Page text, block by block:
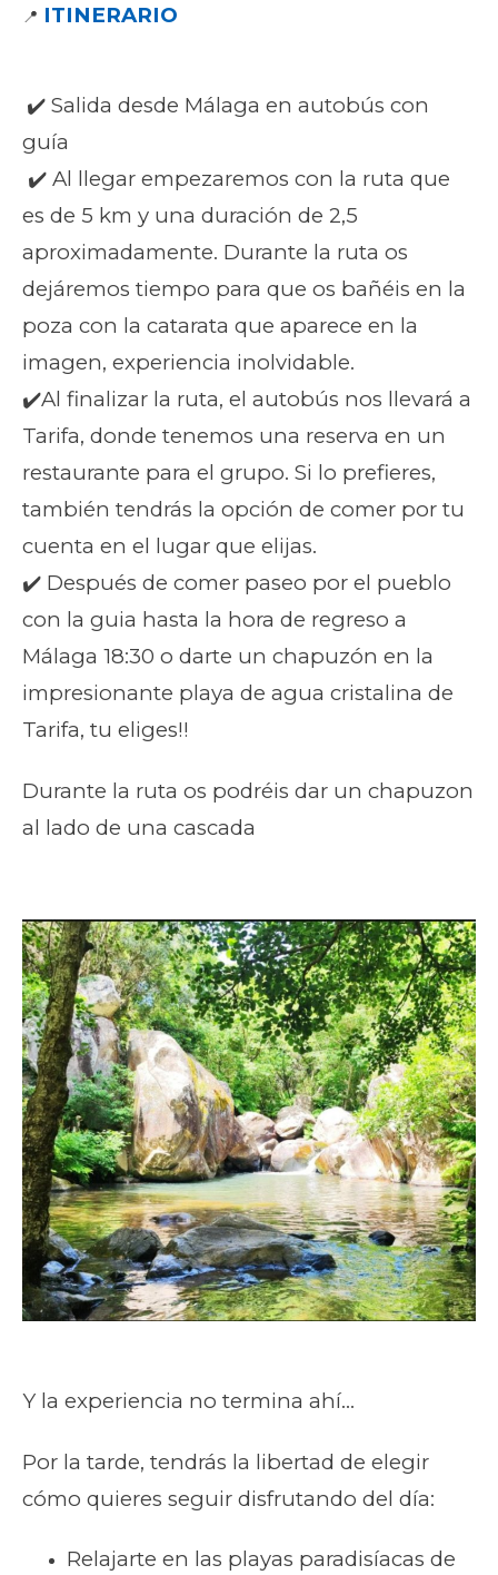
📍 ITINERARIO
✔️ Salida desde Málaga en autobús con
guía
✔️ Al llegar empezaremos con la ruta que
es de 5 km y una duración de 2,5
aproximadamente. Durante la ruta os
dejáremos tiempo para que os bañéis en la
poza con la catarata que aparece en la
imagen, experiencia inolvidable.
✔️Al finalizar la ruta, el autobús nos llevará a
Tarifa, donde tenemos una reserva en un
restaurante para el grupo. Si lo prefieres,
también tendrás la opción de comer por tu
cuenta en el lugar que elijas.
✔️ Después de comer paseo por el pueblo
con la guia hasta la hora de regreso a
Málaga 18:30 o darte un chapuzón en la
impresionante playa de agua cristalina de
Tarifa, tu eliges!!
Durante la ruta os podréis dar un chapuzon
al lado de una cascada
Y la experiencia no termina ahí…
Por la tarde, tendrás la libertad de elegir
cómo quieres seguir disfrutando del día:
Relajarte en las playas paradisíacas de